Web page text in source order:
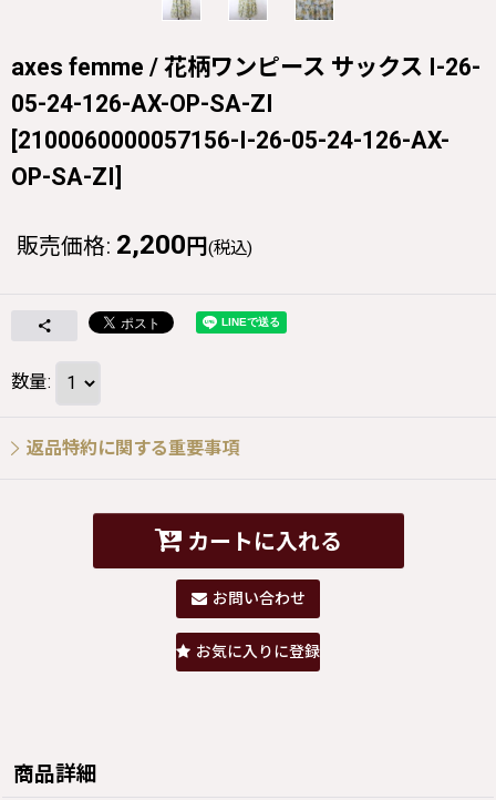
axes femme / 花柄ワンピース サックス I-26-
05-24-126-AX-OP-SA-ZI
[2100060000057156-I-26-05-24-126-AX-
OP-SA-ZI]
販売価格: 2,200 円 (税込)
数量:
返品特約に関する重要事項
カートに入れる
お問い合わせ
お気に入りに登録
商品詳細